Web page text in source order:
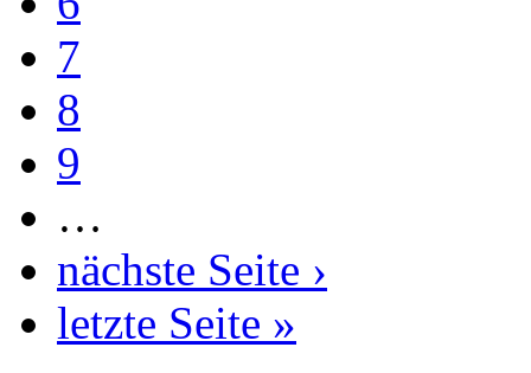
7
8
9
…
nächste Seite ›
letzte Seite »